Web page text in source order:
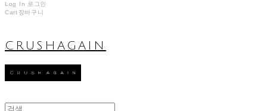
Log In 로그인
Cart 장바구니
CRUSHAGAIN